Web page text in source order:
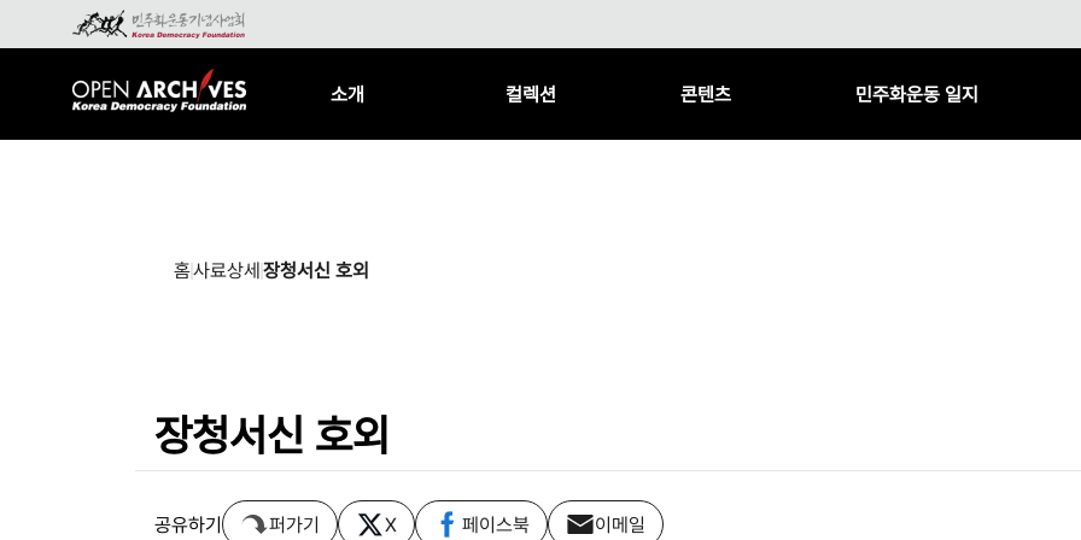
소개 컬렉션 콘텐츠 민주화운동 일지
홈사료상세장청서신 호외
장청서신 호외
공유하기 퍼가기 X 페이스북 이메일